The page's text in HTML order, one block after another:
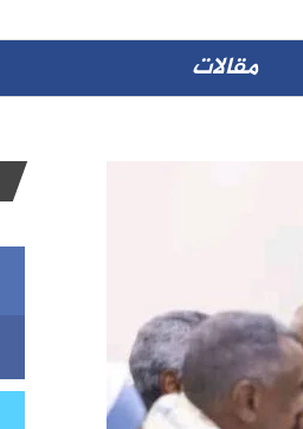
مقالات